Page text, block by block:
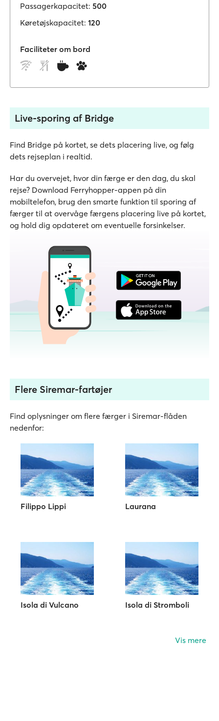
Passagerkapacitet: 500
Køretøjskapacitet: 120
Faciliteter om bord
Live-sporing af Bridge
Find Bridge på kortet, se dets placering live, og følg
dets rejseplan i realtid.
Har du overvejet, hvor din færge er den dag, du skal
rejse? Download Ferryhopper-appen på din
mobiltelefon, brug den smarte funktion til sporing af
færger til at overvåge færgens placering live på kortet,
og hold dig opdateret om eventuelle forsinkelser.
Flere Siremar-fartøjer
Find oplysninger om flere færger i Siremar-flåden
nedenfor:
Filippo Lippi Laurana
Isola di Vulcano Isola di Stromboli
Vis mere